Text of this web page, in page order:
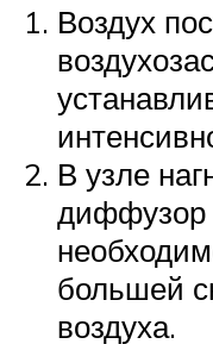
Воздух
В узле
диффузор
большей
воздуха.